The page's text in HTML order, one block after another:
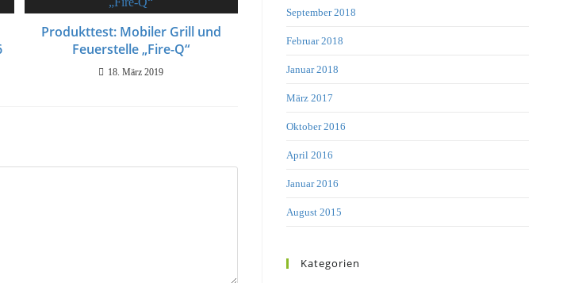
Produkttest: Mobiler Grill und
Feuerstelle „Fire-Q“
18. März 2019
September 2018
Februar 2018
Januar 2018
März 2017
Oktober 2016
April 2016
Januar 2016
August 2015
Kategorien